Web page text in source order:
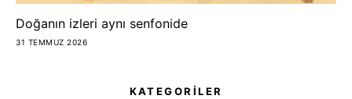
Doğanın izleri aynı senfonide
31 TEMMUZ 2026
KATEGORİLER